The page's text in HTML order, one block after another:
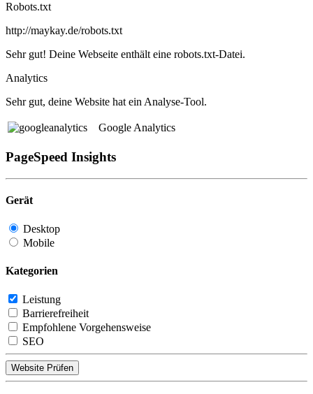
Robots.txt
http://maykay.de/robots.txt
Sehr gut! Deine Webseite enthält eine robots.txt-Datei.
Analytics
Sehr gut, deine Website hat ein Analyse-Tool.
Google Analytics
PageSpeed Insights
Gerät
Desktop
Mobile
Kategorien
Leistung
Barrierefreiheit
Empfohlene Vorgehensweise
SEO
Website Prüfen